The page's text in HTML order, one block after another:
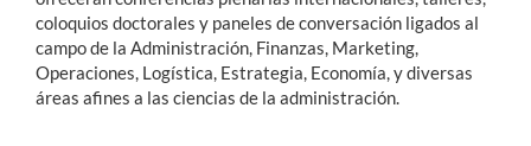
coloquios doctorales y paneles de conversación ligados al
campo de la Administración, Finanzas, Marketing,
Operaciones, Logística, Estrategia, Economía, y diversas
áreas afines a las ciencias de la administración.